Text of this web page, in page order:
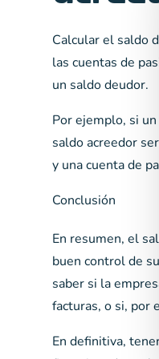
Calcular el saldo
las cuentas de
un saldo deudor.
Por ejemplo, si
saldo acreedor
y una cuenta de
Conclusión
En resumen, el
buen control de
saber si la
facturas, o si, por
En definitiva,